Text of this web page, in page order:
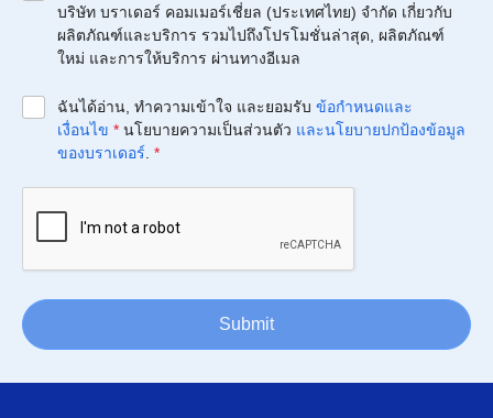
บริษัท บราเดอร์ คอมเมอร์เชี่ยล (ประเทศไทย) จำกัด เกี่ยวกับ
ผลิตภัณฑ์และบริการ รวมไปถึงโปรโมชั่นล่าสุด, ผลิตภัณฑ์
ใหม่ และการให้บริการ ผ่านทางอีเมล
ฉันได้อ่าน, ทำความเข้าใจ และยอมรับ ข้อกำหนดและ
เงื่อนไข * นโยบายความเป็นส่วนตัว และนโยบายปกป้องข้อมูล
ของบราเดอร์. *
Submit